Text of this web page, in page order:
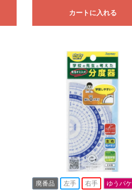
カートに入れる
廃番品 左手 右手 ゆうパケ